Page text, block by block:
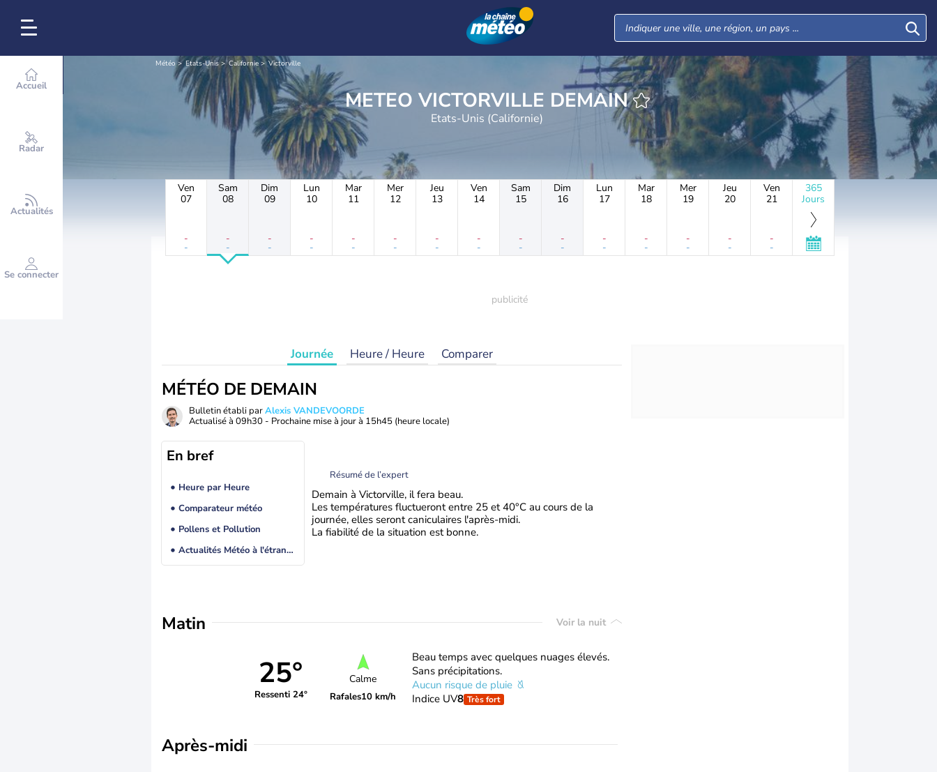
Accueil
Radar
Actualités
Se connecter
Météo Etats-Unis Californie Victorville
METEO VICTORVILLE DEMAIN
Etats-Unis (Californie)
Ven
07
-
-
Sam
08
-
-
Dim
09
-
-
Lun
10
-
-
Mar
11
-
-
Mer
12
-
-
Jeu
13
-
-
Ven
14
-
-
Sam
15
-
-
Dim
16
-
-
Lun
17
-
-
Mar
18
-
-
Mer
19
-
-
Jeu
20
-
-
Ven
21
-
-
365
Jours
Journée Heure / Heure Comparer
MÉTÉO DE DEMAIN
Bulletin établi parAlexis VANDEVOORDE
Actualisé à 09h30 - Prochaine mise à jour à 15h45 (heure locale)
En bref
Heure par Heure
Comparateur météo
Pollens et Pollution
Actualités Météo à l'étranger
Résumé de l’expert
Demain à Victorville, il fera beau.
Les températures fluctueront entre 25 et 40°C au cours de la
journée, elles seront caniculaires l'après-midi.
La fiabilité de la situation est bonne.
Matin Voir la nuit
25°
Ressenti 24°
Calme
Rafales10 km/h
Beau temps avec quelques nuages élevés.
Sans précipitations.
Aucun risque de pluie
Indice UV8 Très fort
Après-midi